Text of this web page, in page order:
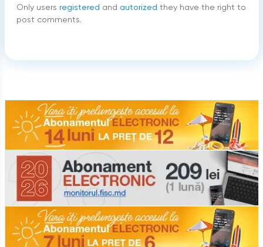
Only users registered and autorized they have the right to
post comments.